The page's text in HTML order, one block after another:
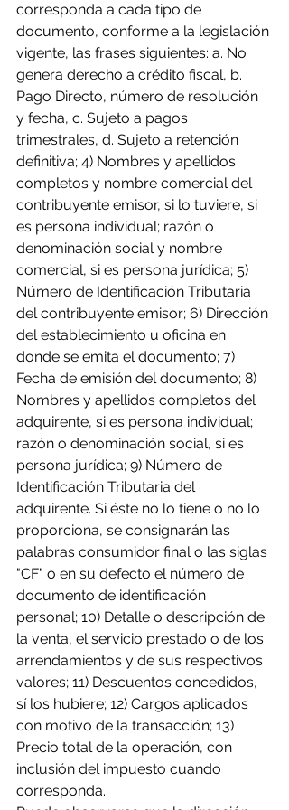
corresponda a cada tipo de
documento, conforme a la legislación
vigente, las frases siguientes: a. No
genera derecho a crédito fiscal, b.
Pago Directo, número de resolución
y fecha, c. Sujeto a pagos
trimestrales, d. Sujeto a retención
definitiva; 4) Nombres y apellidos
completos y nombre comercial del
contribuyente emisor, si lo tuviere, si
es persona individual; razón o
denominación social y nombre
comercial, si es persona jurídica; 5)
Número de Identificación Tributaria
del contribuyente emisor; 6) Dirección
del establecimiento u oficina en
donde se emita el documento; 7)
Fecha de emisión del documento; 8)
Nombres y apellidos completos del
adquirente, si es persona individual;
razón o denominación social, si es
persona jurídica; 9) Número de
Identificación Tributaria del
adquirente. Si éste no lo tiene o no lo
proporciona, se consignarán las
palabras consumidor final o las siglas
"CF" o en su defecto el número de
documento de identificación
personal; 10) Detalle o descripción de
la venta, el servicio prestado o de los
arrendamientos y de sus respectivos
valores; 11) Descuentos concedidos,
sí los hubiere; 12) Cargos aplicados
con motivo de la transacción; 13)
Precio total de la operación, con
inclusión del impuesto cuando
corresponda.